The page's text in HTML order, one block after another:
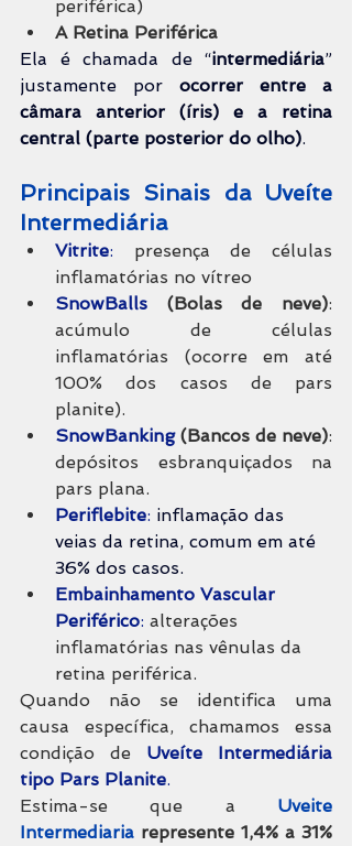
periférica)
A Retina Periférica
Ela é chamada de “intermediária”
justamente por ocorrer entre a
câmara anterior (íris) e a retina
central (parte posterior do olho).
Principais Sinais da Uveíte
Intermediária
Vitrite: presença de células
inflamatórias no vítreo
SnowBalls (Bolas de neve):
acúmulo de células
inflamatórias (ocorre em até
100% dos casos de pars
planite).
SnowBanking (Bancos de neve):
depósitos esbranquiçados na
pars plana.
Periflebite: inflamação das
veias da retina, comum em até
36% dos casos.
Embainhamento Vascular
Periférico: alterações
inflamatórias nas vênulas da
retina periférica.
Quando não se identifica uma
causa específica, chamamos essa
condição de Uveíte Intermediária
tipo Pars Planite.
Estima-se que a Uveite
Intermediaria represente 1,4% a 31%